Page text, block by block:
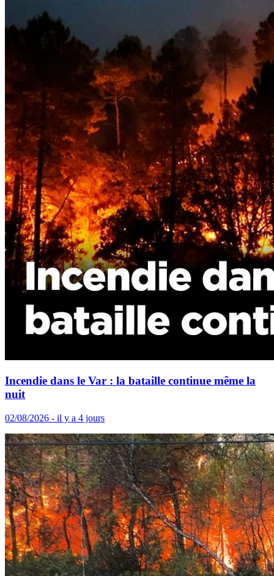
Incendie dans le Var : la bataille continue même la
nuit
02/08/2026 - il y a 4 jours